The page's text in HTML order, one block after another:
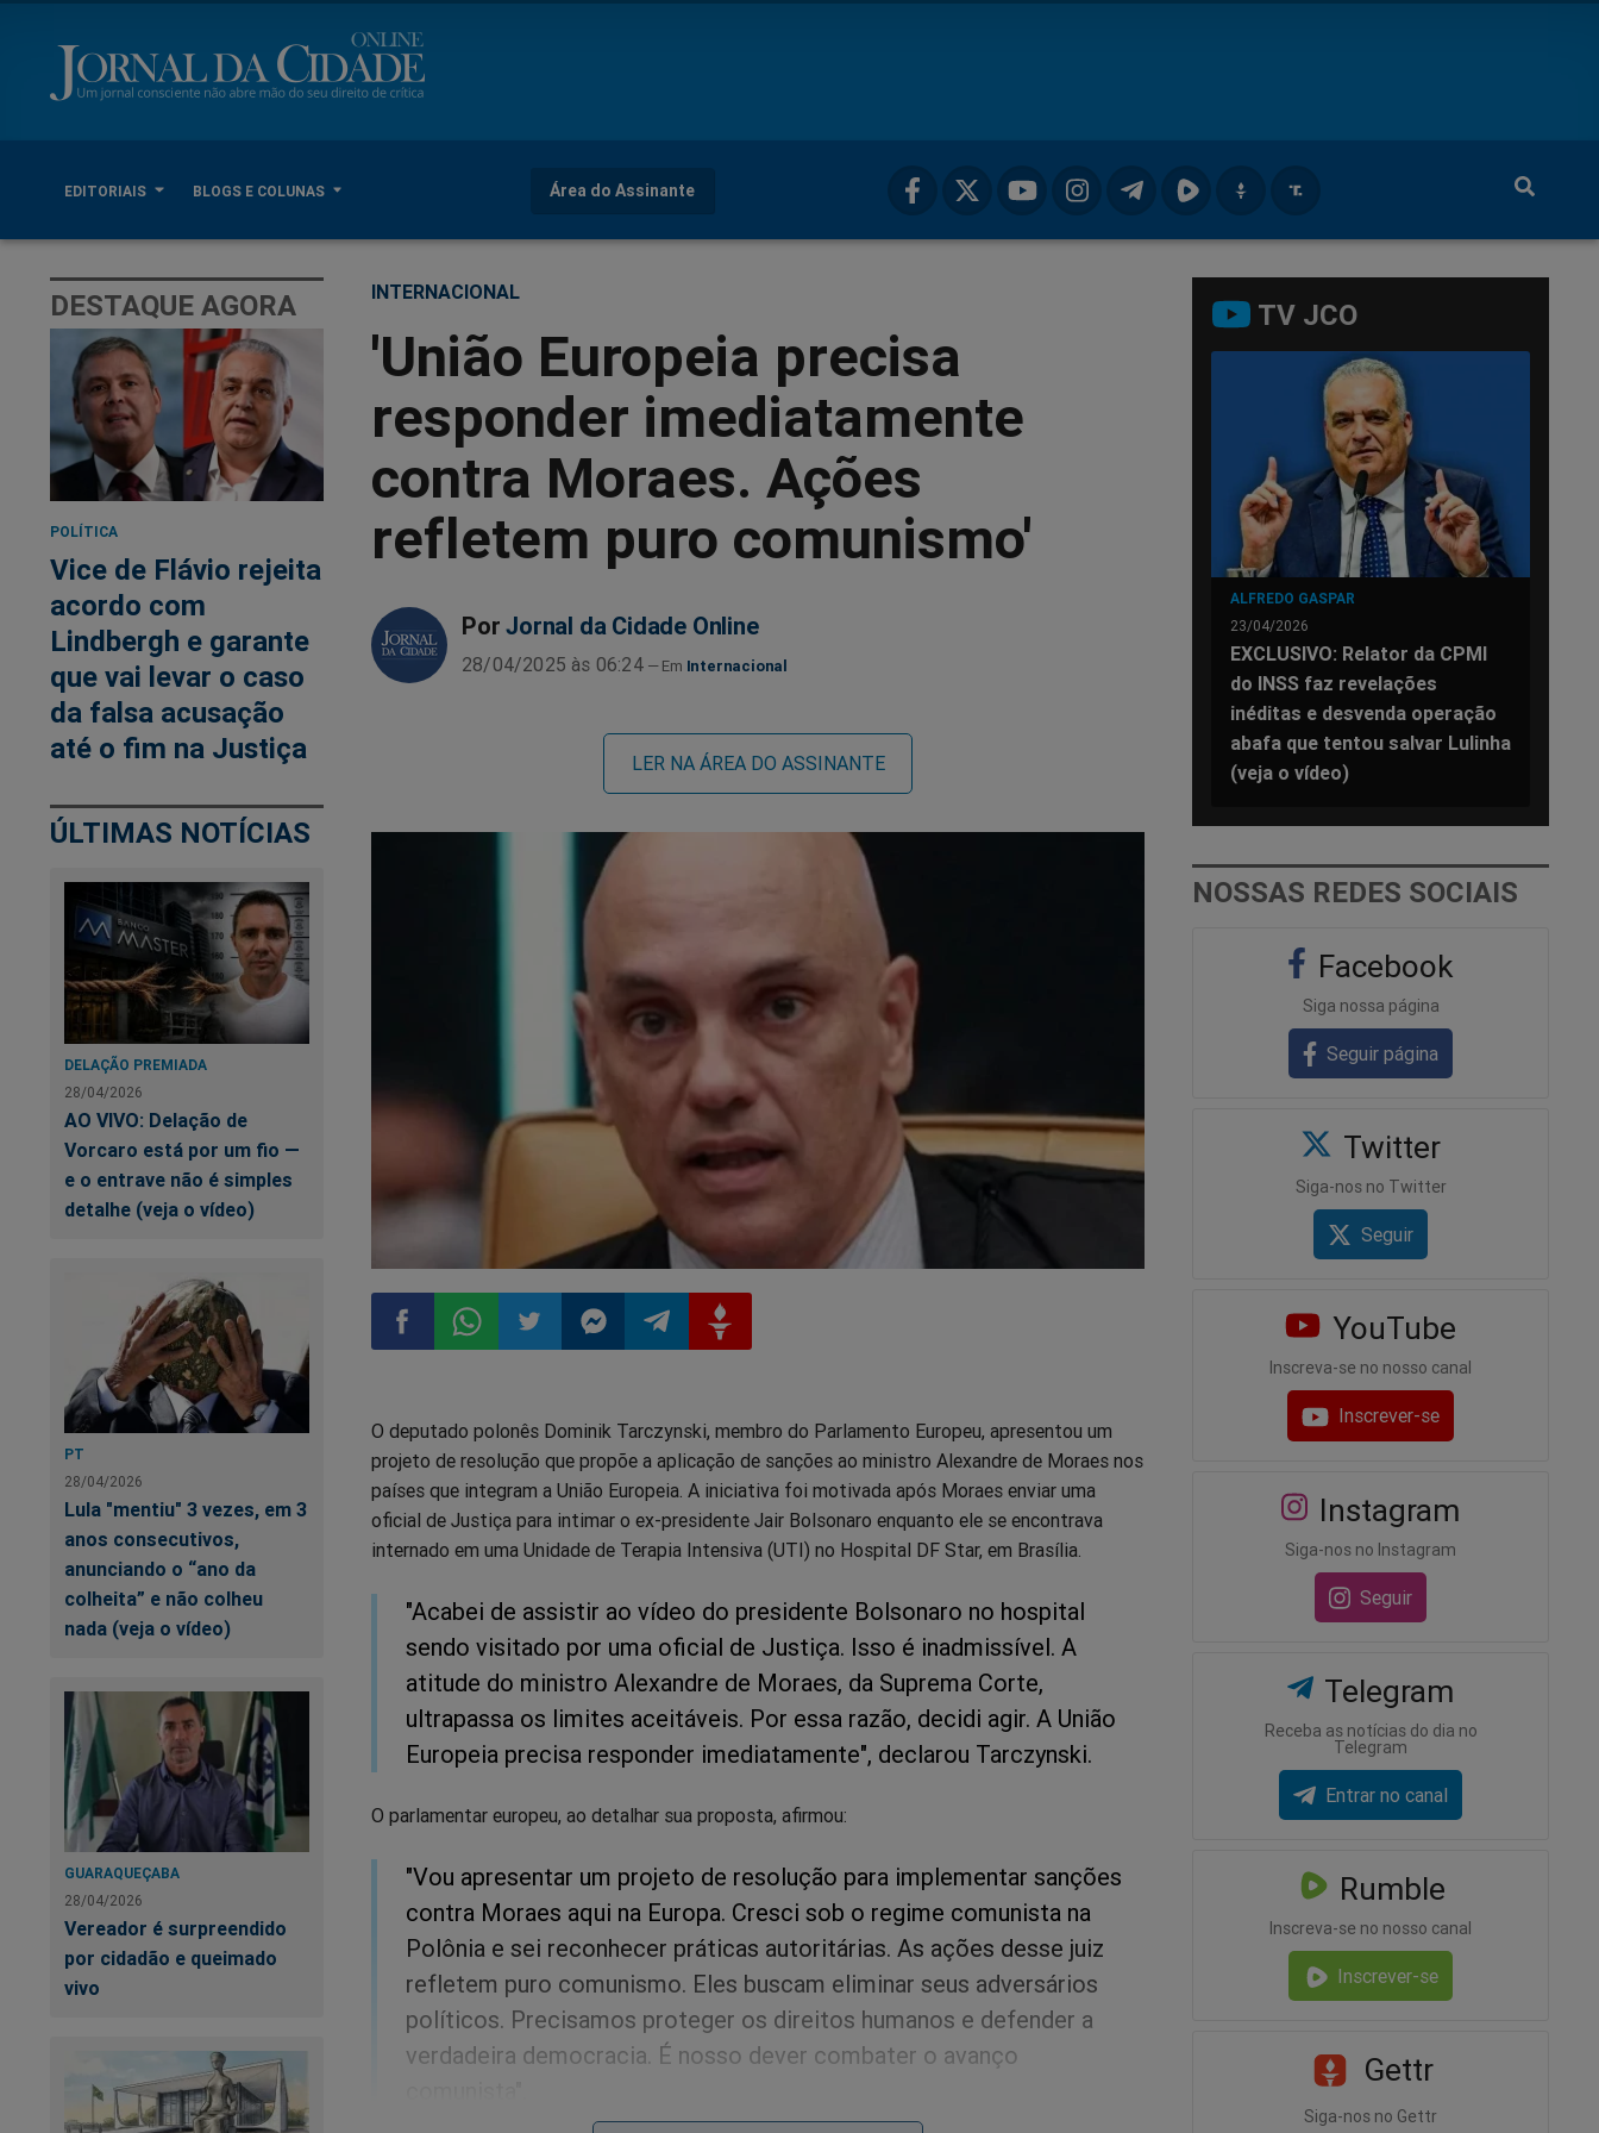
EDITORIAIS BLOGS E COLUNAS Área do Assinante
DESTAQUE AGORA
POLÍTICA
Vice de Flávio rejeita
acordo com
Lindbergh e garante
que vai levar o caso
da falsa acusação
até o fim na Justiça
ÚLTIMAS NOTÍCIAS
DELAÇÃO PREMIADA
28/04/2026
AO VIVO: Delação de
Vorcaro está por um fio —
e o entrave não é simples
detalhe (veja o vídeo)
PT
28/04/2026
Lula "mentiu" 3 vezes, em 3
anos consecutivos,
anunciando o “ano da
colheita” e não colheu
nada (veja o vídeo)
GUARAQUEÇABA
28/04/2026
Vereador é surpreendido
por cidadão e queimado
vivo
INTERNACIONAL
'União Europeia precisa
responder imediatamente
contra Moraes. Ações
refletem puro comunismo'
Por Jornal da Cidade Online
28/04/2025 às 06:24 Internacional
LER NA ÁREA DO ASSINANTE
no
Facebook
no
Whatsapp
no
Twitter
no
Messenger
no
Telegram
no
Gettr
O deputado polonês Dominik Tarczynski, membro do Parlamento Europeu, apresentou um
projeto de resolução que propõe a aplicação de sanções ao ministro Alexandre de Moraes nos
países que integram a União Europeia. A iniciativa foi motivada após Moraes enviar uma
oficial de Justiça para intimar o ex-presidente Jair Bolsonaro enquanto ele se encontrava
internado em uma Unidade de Terapia Intensiva (UTI) no Hospital DF Star, em Brasília.
"Acabei de assistir ao vídeo do presidente Bolsonaro no hospital
sendo visitado por uma oficial de Justiça. Isso é inadmissível. A
atitude do ministro Alexandre de Moraes, da Suprema Corte,
ultrapassa os limites aceitáveis. Por essa razão, decidi agir. A União
Europeia precisa responder imediatamente", declarou Tarczynski.
O parlamentar europeu, ao detalhar sua proposta, afirmou:
"Vou apresentar um projeto de resolução para implementar sanções
contra Moraes aqui na Europa. Cresci sob o regime comunista na
Polônia e sei reconhecer práticas autoritárias. As ações desse juiz
refletem puro comunismo. Eles buscam eliminar seus adversários
políticos. Precisamos proteger os direitos humanos e defender a
verdadeira democracia. É nosso dever combater o avanço
TV JCO
ALFREDO GASPAR
23/04/2026
EXCLUSIVO: Relator da CPMI
do INSS faz revelações
inéditas e desvenda operação
abafa que tentou salvar Lulinha
(veja o vídeo)
NOSSAS REDES SOCIAIS
Facebook
Siga nossa página
Seguir página
Twitter
Siga-nos no Twitter
Seguir
YouTube
Inscreva-se no nosso canal
Inscrever-se
Instagram
Siga-nos no Instagram
Seguir
Telegram
Receba as notícias do dia no
Telegram
Entrar no canal
Rumble
Inscreva-se no nosso canal
Inscrever-se
Gettr
Siga-nos no Gettr